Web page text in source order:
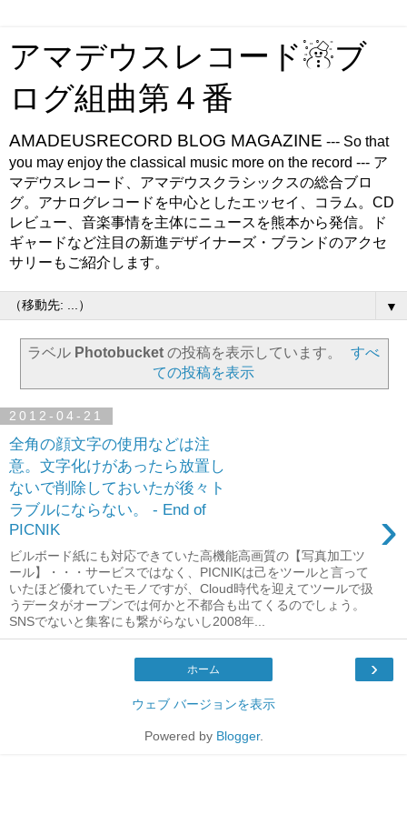
アマデウスレコード☃ブ
ログ組曲第４番
AMADEUSRECORD BLOG MAGAZINE --- So that
you may enjoy the classical music more on the record --- ア
マデウスレコード、アマデウスクラシックスの総合ブロ
グ。アナログレコードを中心としたエッセイ、コラム。CD
レビュー、音楽事情を主体にニュースを熊本から発信。ド
ギャードなど注目の新進デザイナーズ・ブランドのアクセ
サリーもご紹介します。
▼
ラベル Photobucketの投稿を表示しています。
すべ
ての投稿を表示
2012-04-21
全角の顔文字の使用などは注
意。文字化けがあったら放置し
ないで削除しておいたが後々ト
ラブルにならない。 - End of
PICNIK
›
ビルボード紙にも対応できていた高機能高画質の【写真加工ツ
ール】・・・サービスではなく、PICNIKは己をツールと言って
いたほど優れていたモノですが、Cloud時代を迎えてツールで扱
うデータがオープンでは何かと不都合も出てくるのでしょう。
SNSでないと集客にも繋がらないし2008年...
›
ホーム
ウェブ バージョンを表示
Powered by Blogger.